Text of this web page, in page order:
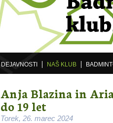
DEJAVNOSTI NAŠ KLUB
Anja Blazina in
do 19 let
Torek, 26. marec 2024